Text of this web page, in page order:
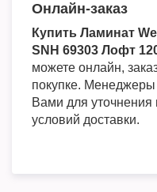
Онлайн-заказ
Купить Ламинат
SNH 69303 Лофт
можете онлайн,
покупке.
Вами для уточнения
условий доставки.